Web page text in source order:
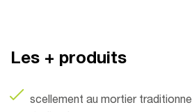
Les + produits
scellement au mortier